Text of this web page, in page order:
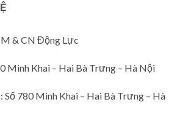
& CN Động Lực
Minh Khai – Hai Bà Trưng – Hà Nội
Số 780 Minh Khai – Hai Bà Trưng – Hà